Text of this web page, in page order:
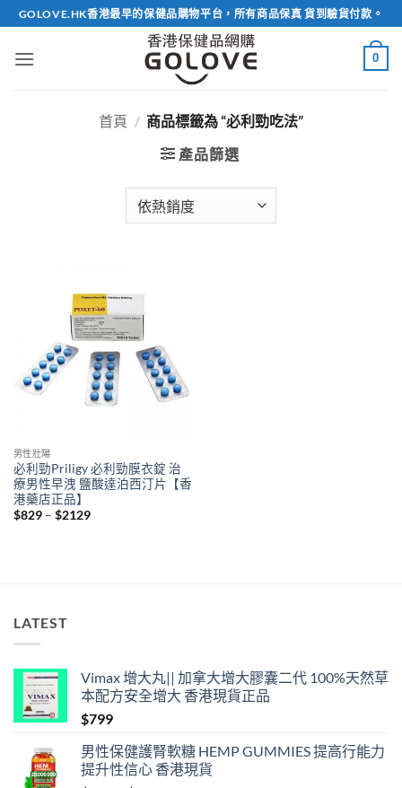
Skip
to
content
GOLOVE.HK香港最早的保健品購物平台，所有商品保真 貨到驗貨付款。
0
首頁 / 商品標籤為 “必利勁吃法”
產品篩選
男性壯陽
必利勁Priligy 必利勁膜衣錠 治
療男性早洩 鹽酸達泊西汀片【香
港藥店正品】
$829 – $2129Price
LATEST
Vimax 增大丸|| 加拿大增大膠囊二代 100%天然草
本配方安全增大 香港現貨正品
$799
男性保健護腎軟糖 HEMP GUMMIES 提高行能力
提升性信心 香港現貨